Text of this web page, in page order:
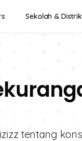
Sekolah & Distrik
tentang